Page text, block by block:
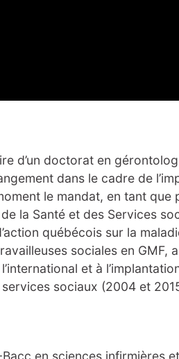
d’un doctorat en
dans le cadre de
le mandat, en tant que
la Santé et des Services
québécois sur la
sociales en GMF,
et à
sociaux (2004 et
en sciences infirmières